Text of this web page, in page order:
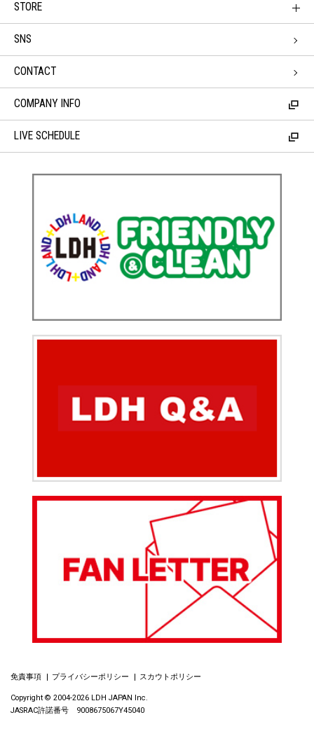
STORE
SNS
CONTACT
COMPANY INFO
LIVE SCHEDULE
免責事項 プライバシーポリシー スカウトポリシー
Copyright © 2004-2026 LDH JAPAN Inc.
JASRAC許諾番号 9008675067Y45040